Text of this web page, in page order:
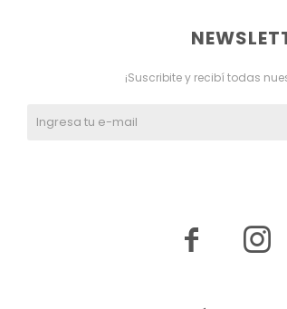
¡Suscribite y recibí todas
 